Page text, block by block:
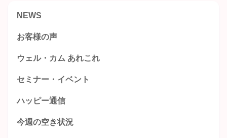
NEWS
お客様の声
ウェル・カム あれこれ
セミナー・イベント
ハッピー通信
今週の空き状況